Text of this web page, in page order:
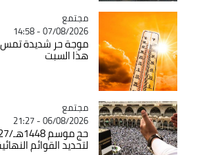
Catégorie
مجتمع
07/08/2026 - 14:58
موجة حر شديدة تمس
هذا السبت
Catégorie
مجتمع
06/08/2026 - 21:27
لتحديد القوائم النهائية